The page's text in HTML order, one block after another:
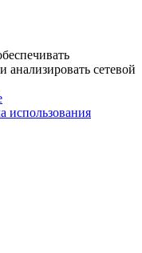
анализировать сетевой
использования